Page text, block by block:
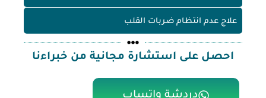
علاج عدم انتظام ضربات القلب
احصل على استشارة مجانية من خبراءنا
دردشة واتساب